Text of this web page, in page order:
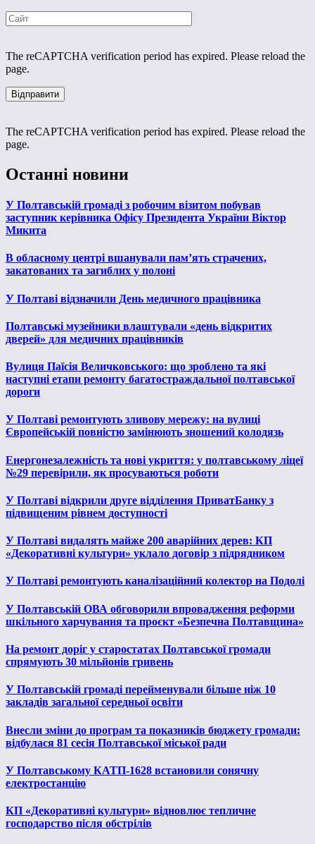
The reCAPTCHA verification period has expired. Please reload the
page.
The reCAPTCHA verification period has expired. Please reload the
page.
Останні новини
У Полтавській громаді з робочим візитом побував
заступник керівника Офісу Президента України Віктор
Микита
В обласному центрі вшанували пам’ять страчених,
закатованих та загиблих у полоні
У Полтаві відзначили День медичного працівника
Полтавські музейники влаштували «день відкритих
дверей» для медичних працівників
Вулиця Паїсія Величковського: що зроблено та які
наступні етапи ремонту багатостраждальної полтавської
дороги
У Полтаві ремонтують зливову мережу: на вулиці
Європейській повністю замінюють зношений колодязь
Енергонезалежність та нові укриття: у полтавському ліцеї
№29 перевірили, як просуваються роботи
У Полтаві відкрили друге відділення ПриватБанку з
підвищеним рівнем доступності
У Полтаві видалять майже 200 аварійних дерев: КП
«Декоративні культури» уклало договір з підрядником
У Полтаві ремонтують каналізаційний колектор на Подолі
У Полтавській ОВА обговорили впровадження реформи
шкільного харчування та проєкт «Безпечна Полтавщина»
На ремонт доріг у старостатах Полтавської громади
спрямують 30 мільйонів гривень
У Полтавській громаді перейменували більше ніж 10
закладів загальної середньої освіти
Внесли зміни до програм та показників бюджету громади:
відбулася 81 сесія Полтавської міської ради
У Полтавському КАТП-1628 встановили сонячну
електростанцію
КП «Декоративні культури» відновлює тепличне
господарство після обстрілів